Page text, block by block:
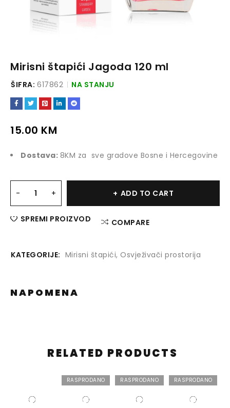
Mirisni štapići Jagoda 120 ml
ŠIFRA: 617862 NA STANJU
15.00 KM
Dostava: 8KM za sve gradove Bosne i Hercegovine
ADD TO CART
SPREMI PROIZVOD COMPARE
KATEGORIJE: Mirisni štapići, Osvježivači prostorija
NAPOMENA
RELATED PRODUCTS
RASPRODANO RASPRODANO RASPRODANO